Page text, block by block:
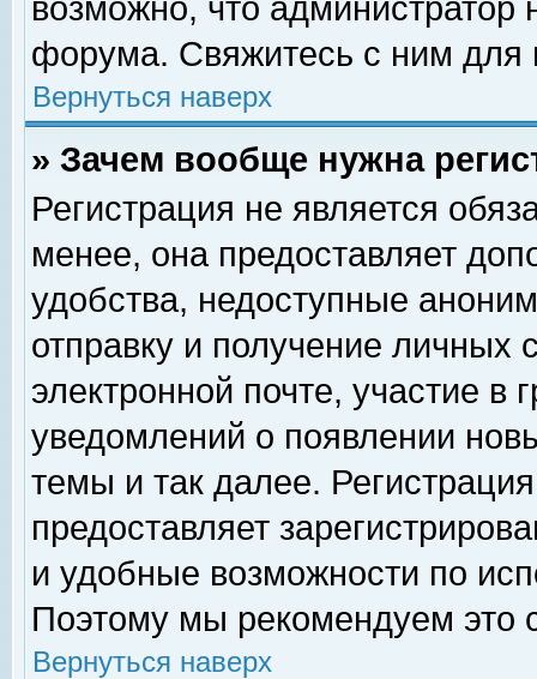
возможно, что
форума. Свяжитесь с ним для
Вернуться наверх
» Зачем вообще нужна
Регистрация не является
менее, она предоставляет
удобства, недоступные
отправку и получение личных
электронной почте, участие в
уведомлений о появлении
темы и так далее.
предоставляет
и удобные возможности по
Поэтому мы рекомендуем это
Вернуться наверх